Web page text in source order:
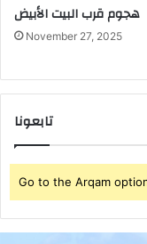
هجوم قرب البيت الأبيض
November 27, 2025
تابعونا
Go to the Arqam